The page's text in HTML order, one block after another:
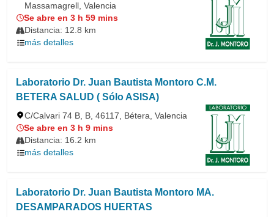
Massamagrell, Valencia
Se abre en 3 h 59 mins
Distancia: 12.8 km
más detalles
Laboratorio Dr. Juan Bautista Montoro C.M.
BETERA SALUD ( Sólo ASISA)
C/Calvari 74 B, B, 46117, Bétera, Valencia
Se abre en 3 h 9 mins
Distancia: 16.2 km
más detalles
Laboratorio Dr. Juan Bautista Montoro MA.
DESAMPARADOS HUERTAS